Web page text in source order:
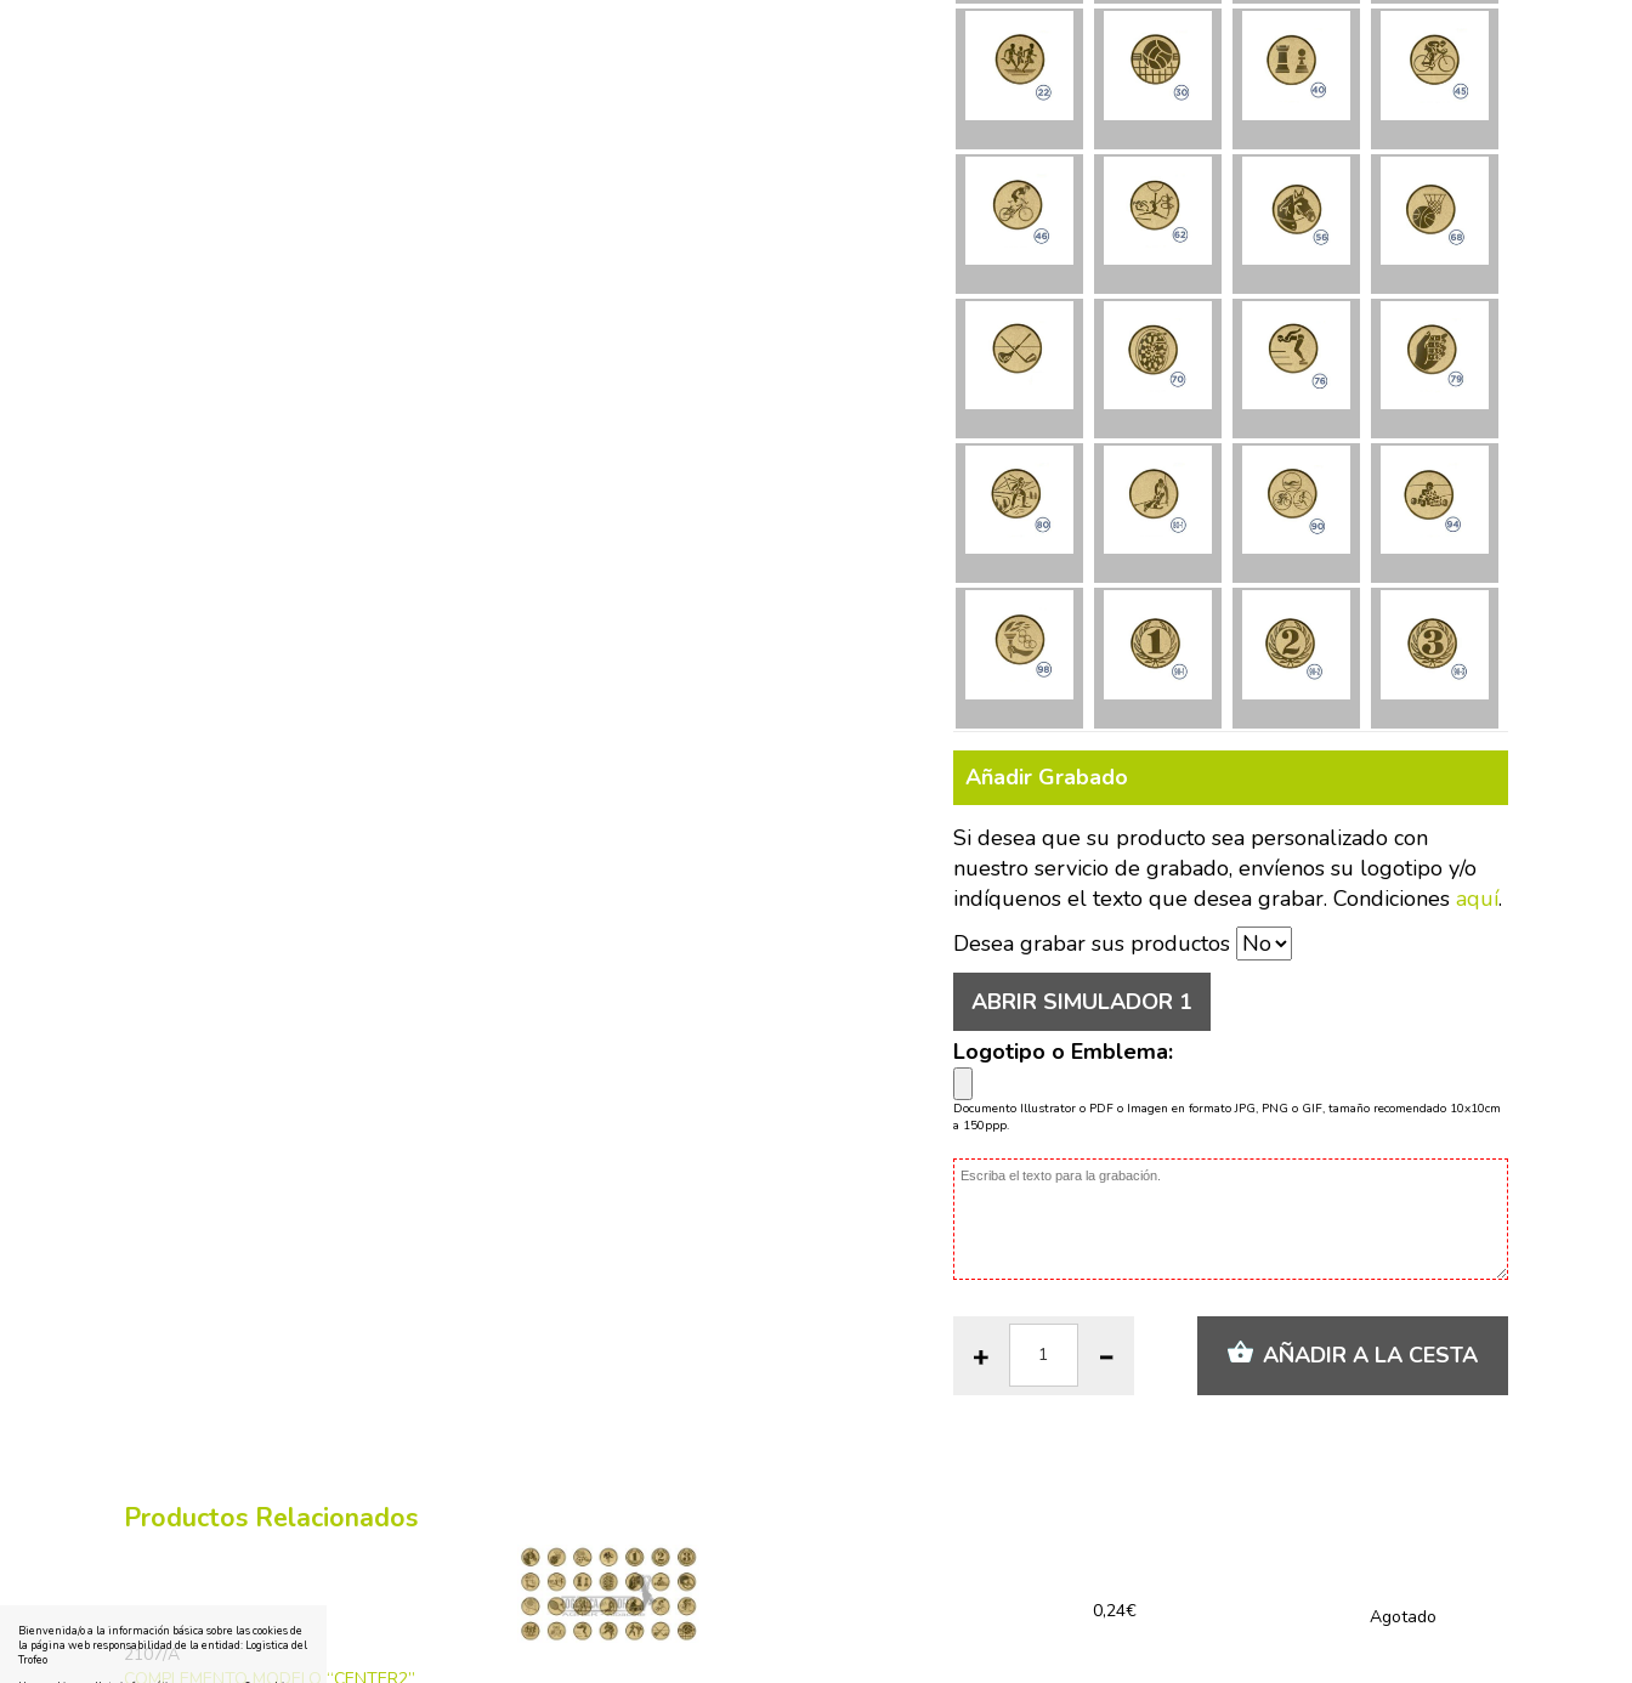
Añadir Grabado
Si desea que su producto sea personalizado con
nuestro servicio de grabado, envíenos su logotipo y/o
indíquenos el texto que desea grabar. Condiciones aquí.
Desea grabar sus productos
ABRIR SIMULADOR 1
Logotipo o Emblema:
Documento Illustrator o PDF o Imagen en formato JPG, PNG o GIF, tamaño recomendado 10x10cm
a 150ppp.
AÑADIR A LA CESTA
Productos Relacionados
2107/A
0,24€ Agotado
Bienvenida/o a la información básica sobre las cookies de
la página web responsabilidad de la entidad: Logistica del
Trofeo